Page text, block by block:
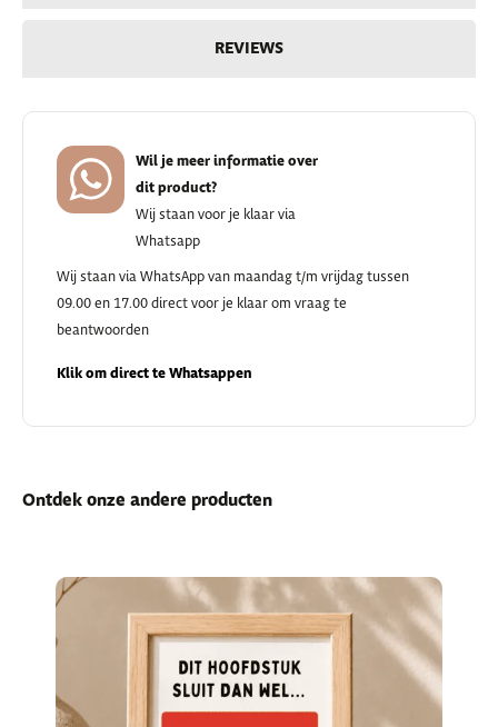
REVIEWS
Wil je meer informatie over
dit product?
Wij staan voor je klaar via
Whatsapp
Wij staan via WhatsApp van maandag t/m vrijdag tussen
09.00 en 17.00 direct voor je klaar om vraag te
beantwoorden
Klik om direct te Whatsappen
Ontdek onze andere producten